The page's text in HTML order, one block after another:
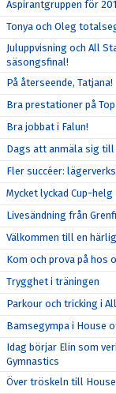
Aspirantgruppen för
Tonya och Oleg
Juluppvisning och All
säsongsfinal!
På återseende, Tatjana!
Bra prestationer på
Bra jobbat i Falun!
Dags att anmäla sig
Fler succéer:
Mycket lyckad Cup-
Livesändning från
Välkommen till en
Kom och prova på hos
Trygghet i träningen
Parkour och tricking i
Bamsegympa i House
Idag börjar Elin som
Gymnastics
Över tröskeln till